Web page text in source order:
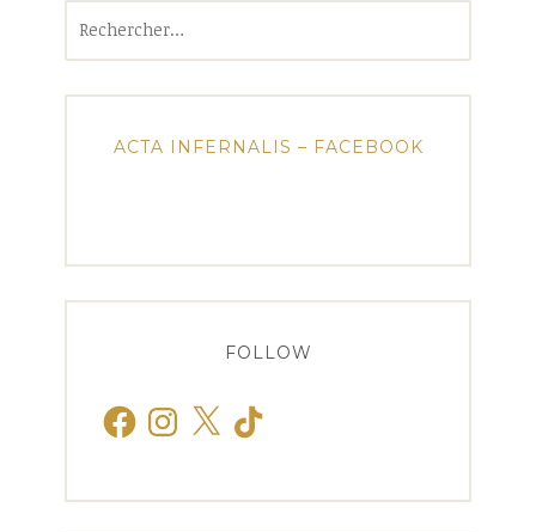
ACTA INFERNALIS – FACEBOOK
FOLLOW
FacebookInstagram
X TikTok